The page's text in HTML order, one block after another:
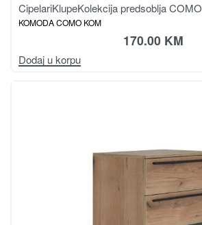
CipelariKlupeKolekcija predsoblja COMO
KOMODA COMO KOM
170.00 KM
Dodaj u korpu